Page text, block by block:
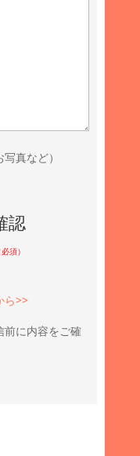
真など）
認
必須）
ら>>
前に内容をご確